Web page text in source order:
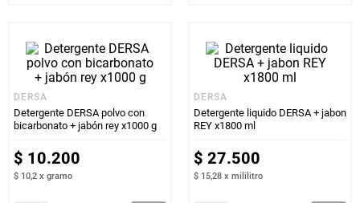
DERSA
Detergente DERSA polvo con
bicarbonato + jabón rey x1000 g
$ 10.200
$ 10,2 x gramo
DERSA
Detergente liquido DERSA + jabon
REY x1800 ml
$ 27.500
$ 15,28 x mililitro